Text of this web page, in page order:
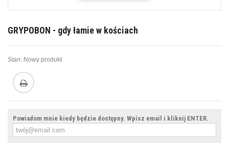
GRYPOBON - gdy łamie w kościach
Stan: Nowy produkt
Powiadom mnie kiedy będzie dostępny. Wpisz email i kliknij ENTER.